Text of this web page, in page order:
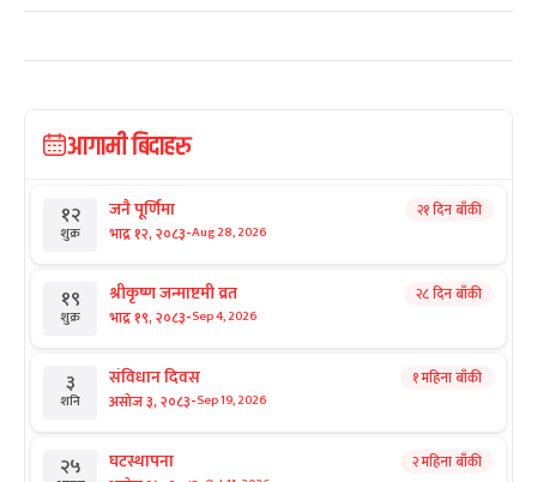
आगामी बिदाहरु
१२
शुक्र
जनै पूर्णिमा
भाद्र १२, २०८३-Aug 28, 2026
२१ दिन बाँकी
१९
शुक्र
श्रीकृष्ण जन्माष्टमी व्रत
भाद्र १९, २०८३-Sep 4, 2026
२८ दिन बाँकी
३
शनि
संविधान दिवस
असोज ३, २०८३-Sep 19, 2026
१ महिना बाँकी
२५ घटस्थापना २ महिना बाँकी